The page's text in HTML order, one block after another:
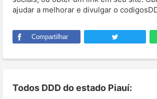
ajudar a melhorar e divulgar o
Compartilhar
Todos DDD do estado Piauí: